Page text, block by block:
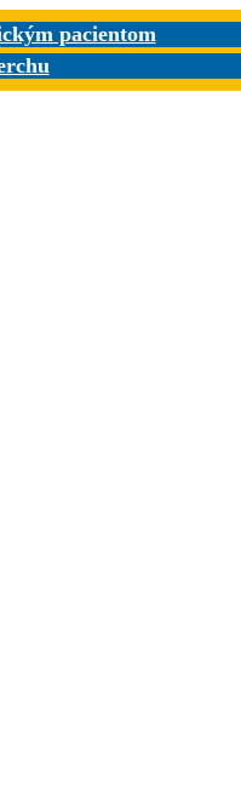
pacientom